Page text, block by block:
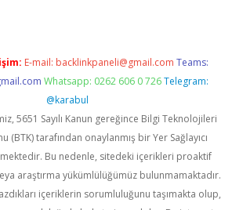
E-mail: backlinkpaneli@gmail.com Teams:
Whatsapp: 0262 606 0 726 Telegram:
@karabul
5651 Sayılı Kanun gereğince Bilgi Teknolojileri
(BTK) tarafından onaylanmış bir Yer Sağlayıcı
Bu nedenle, sitedeki içerikleri proaktif
araştırma yükümlülüğümüz bulunmamaktadır.
içeriklerin sorumluluğunu taşımakta olup,